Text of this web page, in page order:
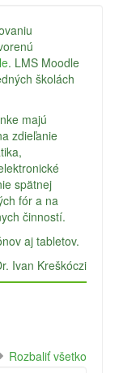
. LMS Moodle
školách
majú
zdieľanie
spätnej
fór a na
činností.
aj tabletov.
Ivan Kreškóczi
Rozbaliť všetko